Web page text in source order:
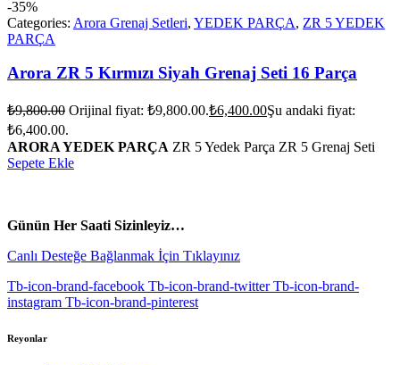
-35%
Categories: Arora Grenaj Setleri, YEDEK PARÇA, ZR 5 YEDEK
PARÇA
Arora ZR 5 Kırmızı Siyah Grenaj Seti 16 Parça
₺9,800.00 Orijinal fiyat: ₺9,800.00.₺6,400.00Şu andaki fiyat:
₺6,400.00.
ARORA YEDEK PARÇA ZR 5 Yedek Parça ZR 5 Grenaj Seti
Sepete Ekle
Günün Her Saati Sizinleyiz…
Canlı Desteğe Bağlanmak İçin Tıklayınız
Tb-icon-brand-facebook Tb-icon-brand-twitter Tb-icon-brand-
instagram Tb-icon-brand-pinterest
Reyonlar